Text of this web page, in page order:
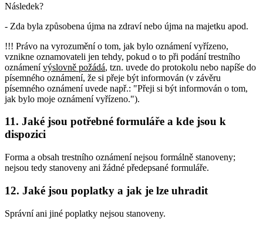
Následek?
- Zda byla způsobena újma na zdraví nebo újma na majetku apod.
!!! Právo na vyrozumění o tom, jak bylo oznámení vyřízeno,
vznikne oznamovateli jen tehdy, pokud o to při podání trestního
oznámenívýslovně požádá, tzn. uvede do protokolu nebo napíše do
písemného oznámení, že si přeje být informován (v závěru
písemného oznámení uvede např.: "Přeji si být informován o tom,
jak bylo moje oznámení vyřízeno.").
11. Jaké jsou potřebné formuláře a kde jsou k
dispozici
Forma a obsah trestního oznámení nejsou formálně stanoveny;
nejsou tedy stanoveny ani žádné předepsané formuláře.
12. Jaké jsou poplatky a jak je lze uhradit
Správní ani jiné poplatky nejsou stanoveny.